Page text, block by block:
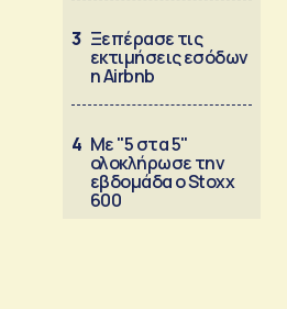
3 Ξεπέρασε τις
εκτιμήσεις εσόδων
η Airbnb
4 Με "5 στα 5"
ολοκλήρωσε την
εβδομάδα ο Stoxx
600